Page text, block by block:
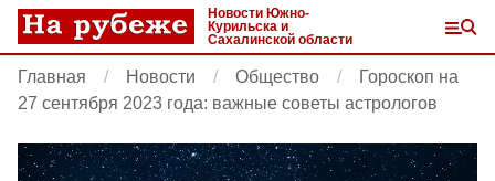
Новости Южно-
Курильска и
Сахалинской области
Главная Новости Общество
Гороскоп на
27 сентября 2023 года: важные советы астрологов